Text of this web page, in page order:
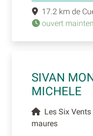
17.2 km de
ouvert
SIVAN
MICHELE
Les Six
maures